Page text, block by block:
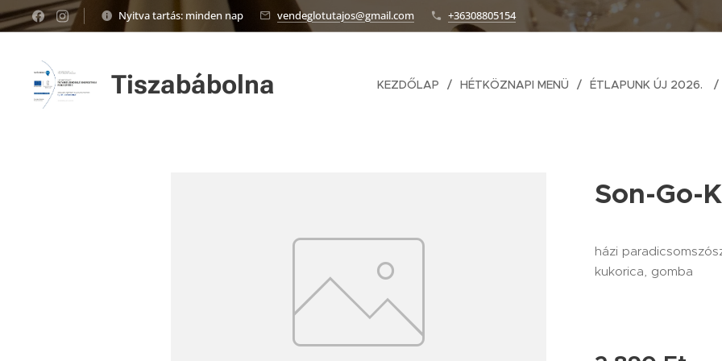
Nyitva tartás: minden nap vendeglotutajos@gmail.com +36308805154
Tiszabábolna KEZDŐLAP HÉTKÖZNAPI MENÜ ÉTLAPUNK ÚJ 2026.
Son-Go-
házi
kukorica, gomba